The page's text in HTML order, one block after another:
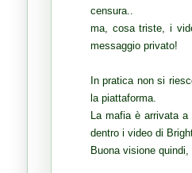
censura..
ma, cosa triste, i
messaggio privato!
In pratica non si
la piattaforma.
La mafia è arrivata
dentro i video di
Buona visione